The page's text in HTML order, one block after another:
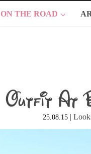
ON THE ROAD
Outfit At
25.08.15 |